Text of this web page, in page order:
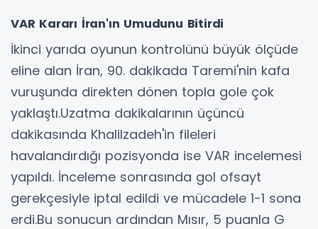
VAR Kararı İran'ın Umudunu Bitirdi
İkinci yarıda oyunun kontrolünü büyük ölçüde
eline alan İran, 90. dakikada Taremi'nin kafa
vuruşunda direkten dönen topla gole çok
yaklaştı.Uzatma dakikalarının üçüncü
dakikasında Khalilzadeh'in fileleri
havalandırdığı pozisyonda ise VAR incelemesi
yapıldı. İnceleme sonrasında gol ofsayt
gerekçesiyle iptal edildi ve mücadele 1-1 sona
erdi.Bu sonucun ardından Mısır, 5 puanla G